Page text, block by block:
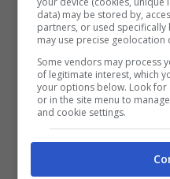
La mostra si tiene
Belle Arti, in via
rimarrà aperta fino
Apertura:tutti i
– 17 – 25 Aprile, 1°
ore 10 alle ore 20;
Per
data) may be stored by,
partners, or used
may use precise geolocation
Some vendors may process
of legitimate interest, which
your options below. Look
or in the site menu to
and cookie settings.